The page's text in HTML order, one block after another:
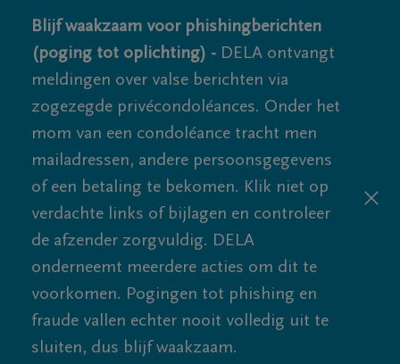
Blijf waakzaam voor phishingberichten
(poging tot oplichting) - DELA ontvangt
meldingen over valse berichten via
zogezegde privécondoléances. Onder het
mom van een condoléance tracht men
mailadressen, andere persoonsgegevens
of een betaling te bekomen. Klik niet op
verdachte links of bijlagen en controleer
de afzender zorgvuldig. DELA
onderneemt meerdere acties om dit te
voorkomen. Pogingen tot phishing en
fraude vallen echter nooit volledig uit te
sluiten, dus blijf waakzaam.